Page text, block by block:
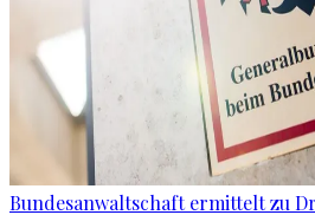
Bundesanwaltschaft ermittelt zu